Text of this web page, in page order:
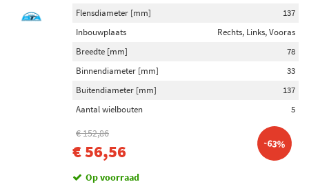
Achteras links (10)
Achteras rechts (10)
Op voorraad (75)
Flensdiameter [mm]
137
Inbouwplaats
Rechts, Links, Vooras
Breedte [mm]
78
Binnendiameter [mm]
33
Buitendiameter [mm]
137
Aantal wielbouten
5
€ 152,86
€ 56,56 -63%
Op voorraad